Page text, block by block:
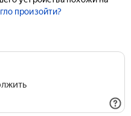
произойти?